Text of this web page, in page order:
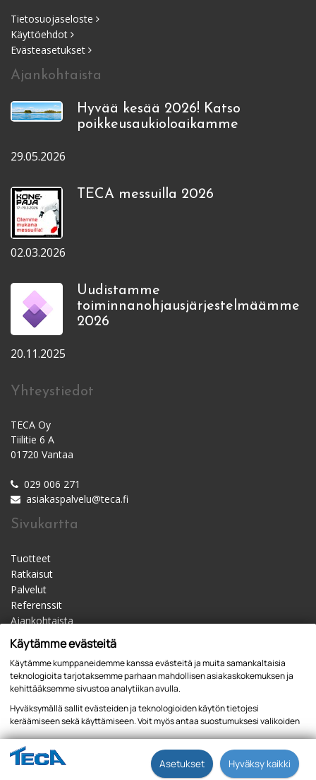
Tietosuojaseloste
Käyttöehdot
Evästeasetukset
Ajankohtaista
Hyvää kesää 2026! Katso
poikkeusaukioloaikamme
29.05.2026
TECA messuilla 2026
02.03.2026
Uudistamme
toiminnanohjausjärjestelmäämme
2026
20.11.2025
Yhteystiedot
TECA Oy
Tiilitie 6 A
01720 Vantaa
029 006 271
asiakaspalvelu@teca.fi
Sivukartta
Tuotteet
Ratkaisut
Palvelut
Referenssit
Ajankohtaista
Materiaalipankki
Yhteystiedot
Jälleenmyyjät
Käytämme evästeitä
Käytämme kumppaneidemme kanssa evästeitä ja muita samankaltaisia
teknologioita tarjotaksemme parhaan mahdollisen asiakaskokemuksen ja
kehittääksemme sivustoa analytiikan avulla.
Hyväksymällä sallit evästeiden ja teknologioiden käytön tietojesi
keräämiseen sekä käyttämiseen. Voit myös antaa suostumuksesi valikoiden
kautta klikkaamalla “Asetukset” painiketta.
Tietosuojaseloste
Asetukset Hyväksy kaikki